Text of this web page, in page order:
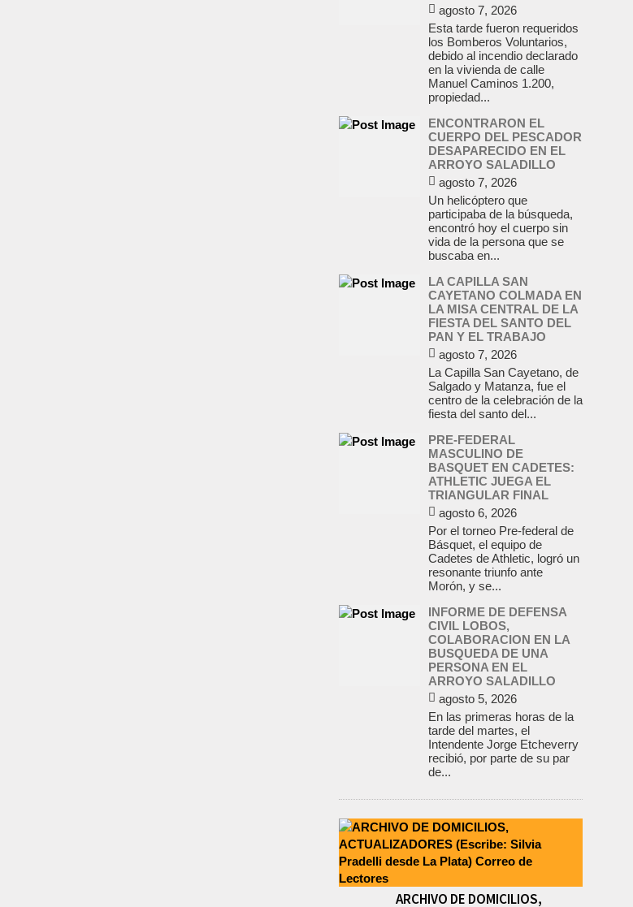
agosto 7, 2026
Esta tarde fueron requeridos
los Bomberos Voluntarios,
debido al incendio declarado
en la vivienda de calle
Manuel Caminos 1.200,
propiedad...
ENCONTRARON EL
CUERPO DEL PESCADOR
DESAPARECIDO EN EL
ARROYO SALADILLO
agosto 7, 2026
Un helicóptero que
participaba de la búsqueda,
encontró hoy el cuerpo sin
vida de la persona que se
buscaba en...
LA CAPILLA SAN
CAYETANO COLMADA EN
LA MISA CENTRAL DE LA
FIESTA DEL SANTO DEL
PAN Y EL TRABAJO
agosto 7, 2026
La Capilla San Cayetano, de
Salgado y Matanza, fue el
centro de la celebración de la
fiesta del santo del...
PRE-FEDERAL
MASCULINO DE
BASQUET EN CADETES:
ATHLETIC JUEGA EL
TRIANGULAR FINAL
agosto 6, 2026
Por el torneo Pre-federal de
Básquet, el equipo de
Cadetes de Athletic, logró un
resonante triunfo ante
Morón, y se...
INFORME DE DEFENSA
CIVIL LOBOS,
COLABORACION EN LA
BUSQUEDA DE UNA
PERSONA EN EL
ARROYO SALADILLO
agosto 5, 2026
En las primeras horas de la
tarde del martes, el
Intendente Jorge Etcheverry
recibió, por parte de su par
de...
ARCHIVO DE DOMICILIOS,